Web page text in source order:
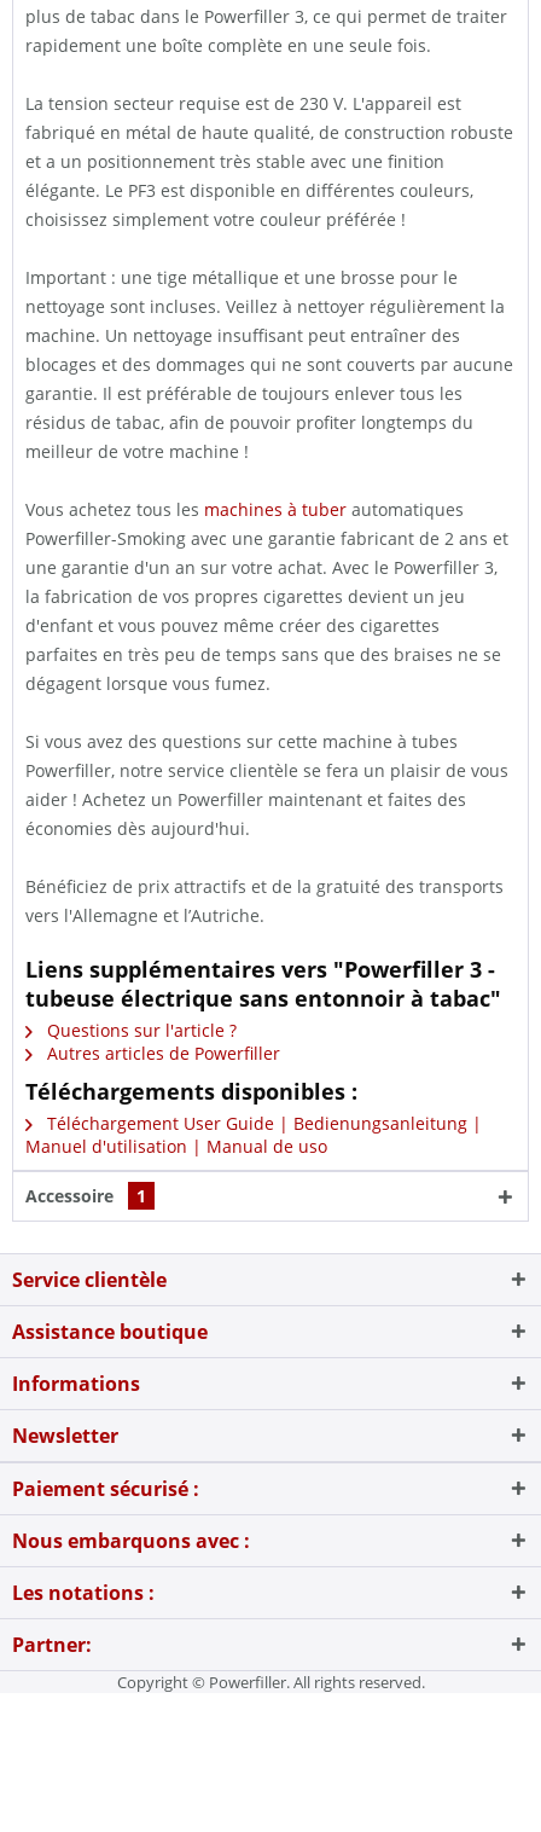
plus de tabac dans le Powerfiller 3, ce qui permet de traiter
rapidement une boîte complète en une seule fois.
La tension secteur requise est de 230 V. L'appareil est
fabriqué en métal de haute qualité, de construction robuste
et a un positionnement très stable avec une finition
élégante. Le PF3 est disponible en différentes couleurs,
choisissez simplement votre couleur préférée !
Important : une tige métallique et une brosse pour le
nettoyage sont incluses. Veillez à nettoyer régulièrement la
machine. Un nettoyage insuffisant peut entraîner des
blocages et des dommages qui ne sont couverts par aucune
garantie. Il est préférable de toujours enlever tous les
résidus de tabac, afin de pouvoir profiter longtemps du
meilleur de votre machine !
Vous achetez tous les machines à tuber automatiques
Powerfiller-Smoking avec une garantie fabricant de 2 ans et
une garantie d'un an sur votre achat. Avec le Powerfiller 3,
la fabrication de vos propres cigarettes devient un jeu
d'enfant et vous pouvez même créer des cigarettes
parfaites en très peu de temps sans que des braises ne se
dégagent lorsque vous fumez.
Si vous avez des questions sur cette machine à tubes
Powerfiller, notre service clientèle se fera un plaisir de vous
aider ! Achetez un Powerfiller maintenant et faites des
économies dès aujourd'hui.
Bénéficiez de prix attractifs et de la gratuité des transports
vers l'Allemagne et l’Autriche.
Liens supplémentaires vers "Powerfiller 3 -
tubeuse électrique sans entonnoir à tabac"
Questions sur l'article ?
Autres articles de Powerfiller
Téléchargements disponibles :
Téléchargement User Guide | Bedienungsanleitung |
Manuel d'utilisation | Manual de uso
Accessoire 1
Service clientèle
Assistance boutique
Informations
Newsletter
Paiement sécurisé :
Nous embarquons avec :
Les notations :
Partner:
Copyright © Powerfiller. All rights reserved.